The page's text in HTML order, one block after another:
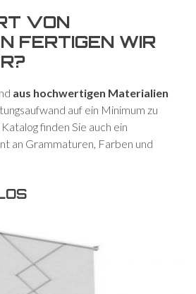
VON
FERTIGEN WIR
aus hochwertigen Materialien
auf ein Minimum zu
finden Sie auch ein
an Grammaturen, Farben und